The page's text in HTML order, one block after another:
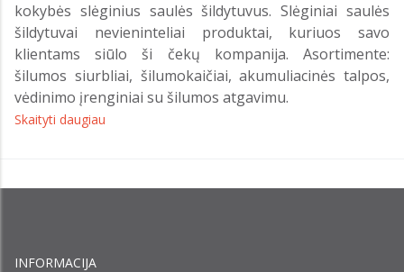
kokybės slėginius saulės šildytuvus. Slėginiai saulės
šildytuvai nevieninteliai produktai, kuriuos savo
klientams siūlo ši čekų kompanija. Asortimente:
šilumos siurbliai, šilumokaičiai, akumuliacinės talpos,
vėdinimo įrenginiai su šilumos atgavimu.
Skaityti daugiau
INFORMACIJA